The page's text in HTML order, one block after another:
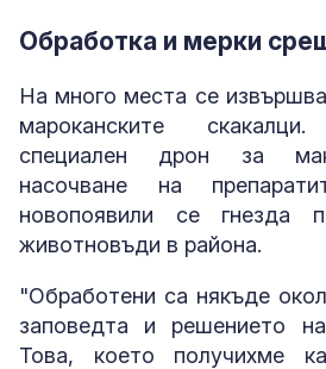
Обработка и мерки
На много места се
мароканските
специален дрон за
насочване на
новопоявили се гнезда
животновъди в района.
"Обработени са някъде
заповедта и решението
Това, което получихме